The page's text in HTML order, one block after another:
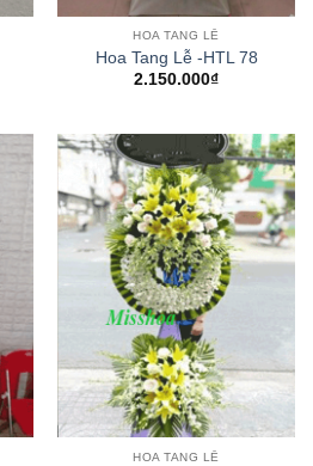
HOA TANG LỄ
Hoa Tang Lễ -HTL 78
2.150.000₫
HOA TANG LỄ